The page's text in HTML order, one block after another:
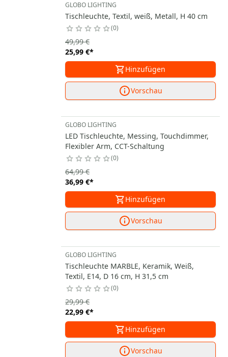
GLOBO LIGHTING
Tischleuchte, Textil, weiß, Metall, H 40 cm
0
25,99 €*
49,99 €
Hinzufügen
Vorschau
GLOBO LIGHTING
LED Tischleuchte, Messing, Touchdimmer,
Flexibler Arm, CCT-Schaltung
0
36,99 €*
64,99 €
Hinzufügen
Vorschau
GLOBO LIGHTING
Tischleuchte MARBLE, Keramik, Weiß,
Textil, E14, D 16 cm, H 31,5 cm
0
22,99 €*
29,99 €
Hinzufügen
Vorschau